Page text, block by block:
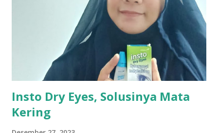
Insto Dry Eyes, Solusinya Mata
Kering